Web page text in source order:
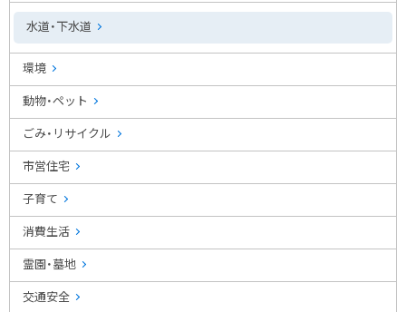
水道・下水道
環境
動物・ペット
ごみ・リサイクル
市営住宅
子育て
消費生活
霊園・墓地
交通安全